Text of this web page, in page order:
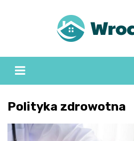
Polityka zdrowotna